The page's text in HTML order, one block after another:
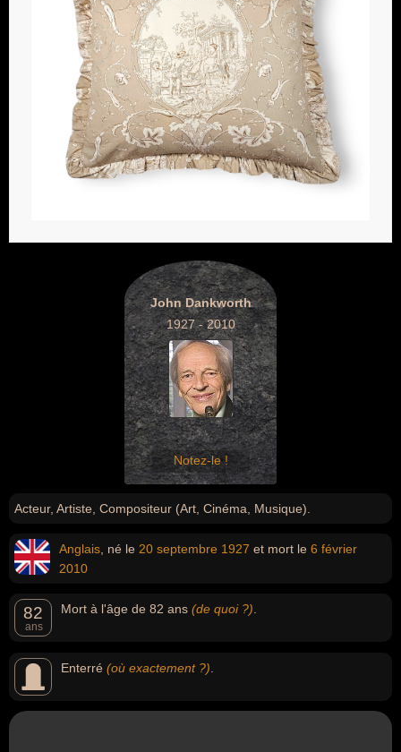
John Dankworth
1927 - 2010
Notez-le !
Acteur, Artiste, Compositeur (Art, Cinéma, Musique).
Anglais , né le 20 septembre 1927 et mort le 6 février
2010
82
ans
Mort à l'âge de 82 ans (de quoi ?)
Enterré (où exactement ?)